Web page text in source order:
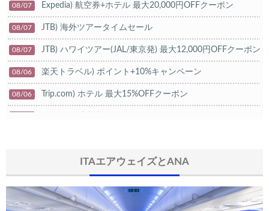
08/07 Expedia) 航空券+ホテル 最大20,000円OFFクーポン
08/07 JTB) 海外ツアータイムセール
08/07 JTB) ハワイツアー(JAL/東京発) 最大12,000円OFFクーポン
08/06 楽天トラベル) ポイント+10%キャンペーン
08/06 Trip.com) ホテル 最大15%OFFクーポン
HIS) 海外航空券タイムセール
08/03 Trip.com) 韓国旅 最大50%OFFセール
ITAエアウェイズとANA